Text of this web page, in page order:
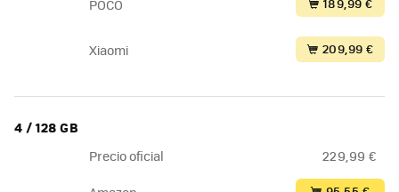
POCO
Xiaomi 209,99 €
4 / 128 GB
Precio oficial 229,99 €